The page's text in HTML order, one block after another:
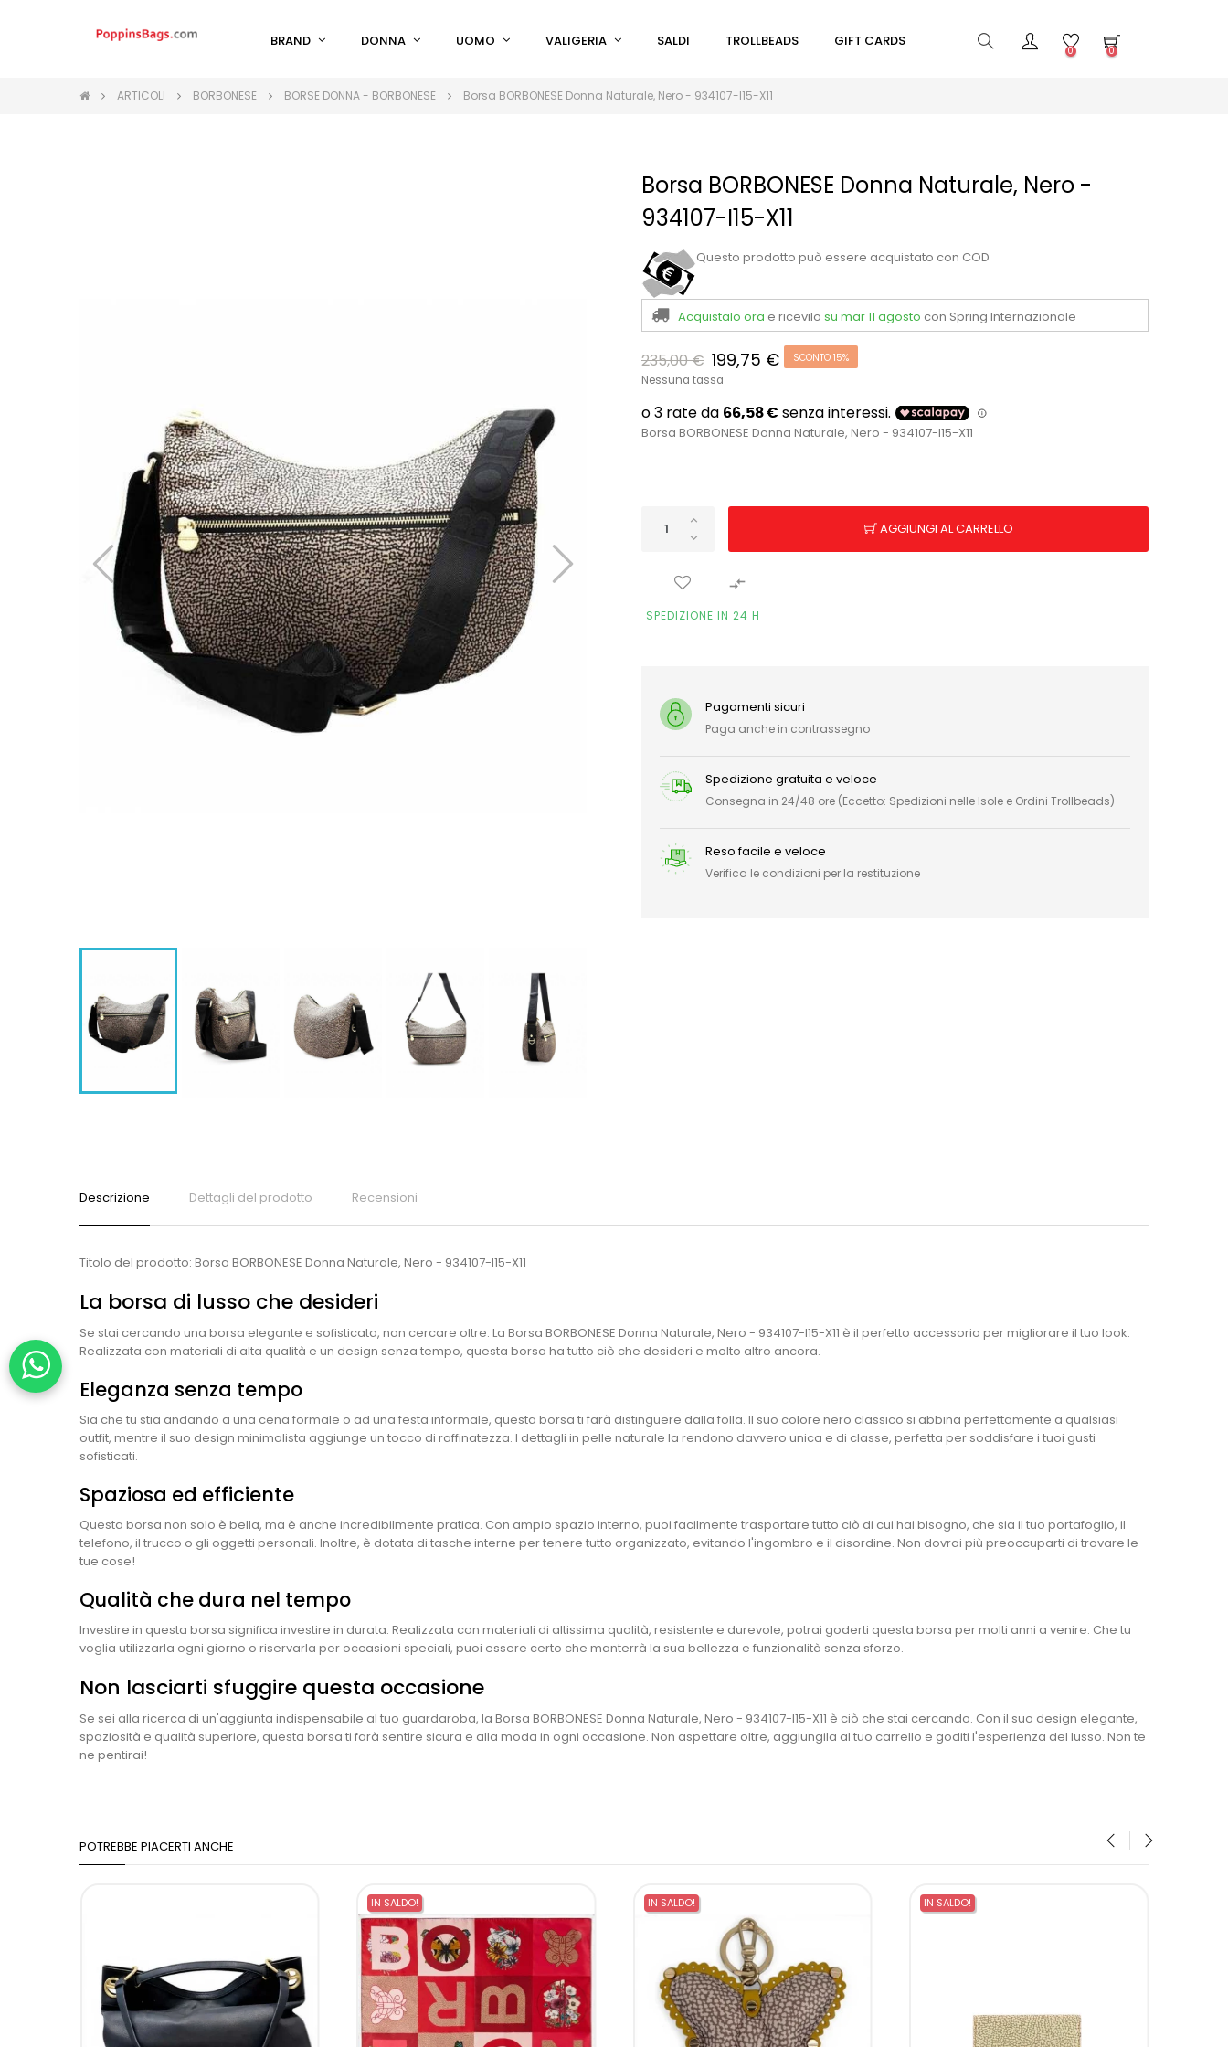
BRAND DONNA UOMO VALIGERIA SALDI TROLLBEADS GIFT CARDS
0 0
ARTICOLI BORBONESE BORSE DONNA - BORBONESE Borsa BORBONESE Donna Naturale, Nero - 934107-I15-X11
Borsa BORBONESE Donna Naturale, Nero -
934107-I15-X11
Questo prodotto può essere acquistato con COD
Acquistalo ora e ricevilo su mar 11 agosto con Spring Internazionale
235,00 € 199,75 € SCONTO 15%
Nessuna tassa
Borsa BORBONESE Donna Naturale, Nero - 934107-I15-X11
AGGIUNGI AL CARRELLO

SPEDIZIONE IN 24 H
Pagamenti sicuri
Paga anche in contrassegno
Spedizione gratuita e veloce
Consegna in 24/48 ore (Eccetto: Spedizioni nelle Isole e Ordini Trollbeads)
Reso facile e veloce
Verifica le condizioni per la restituzione
Descrizione Dettagli del prodotto Recensioni
Titolo del prodotto: Borsa BORBONESE Donna Naturale, Nero - 934107-I15-X11
La borsa di lusso che desideri
Se stai cercando una borsa elegante e sofisticata, non cercare oltre. La Borsa BORBONESE Donna Naturale, Nero - 934107-I15-X11 è il perfetto accessorio per migliorare il tuo look.
Realizzata con materiali di alta qualità e un design senza tempo, questa borsa ha tutto ciò che desideri e molto altro ancora.
Eleganza senza tempo
Sia che tu stia andando a una cena formale o ad una festa informale, questa borsa ti farà distinguere dalla folla. Il suo colore nero classico si abbina perfettamente a qualsiasi
outfit, mentre il suo design minimalista aggiunge un tocco di raffinatezza. I dettagli in pelle naturale la rendono davvero unica e di classe, perfetta per soddisfare i tuoi gusti
sofisticati.
Spaziosa ed efficiente
Questa borsa non solo è bella, ma è anche incredibilmente pratica. Con ampio spazio interno, puoi facilmente trasportare tutto ciò di cui hai bisogno, che sia il tuo portafoglio, il
telefono, il trucco o gli oggetti personali. Inoltre, è dotata di tasche interne per tenere tutto organizzato, evitando l'ingombro e il disordine. Non dovrai più preoccuparti di trovare le
tue cose!
Qualità che dura nel tempo
Investire in questa borsa significa investire in durata. Realizzata con materiali di altissima qualità, resistente e durevole, potrai goderti questa borsa per molti anni a venire. Che tu
voglia utilizzarla ogni giorno o riservarla per occasioni speciali, puoi essere certo che manterrà la sua bellezza e funzionalità senza sforzo.
Non lasciarti sfuggire questa occasione
Se sei alla ricerca di un'aggiunta indispensabile al tuo guardaroba, la Borsa BORBONESE Donna Naturale, Nero - 934107-I15-X11 è ciò che stai cercando. Con il suo design elegante,
spaziosità e qualità superiore, questa borsa ti farà sentire sicura e alla moda in ogni occasione. Non aspettare oltre, aggiungila al tuo carrello e goditi l'esperienza del lusso. Non te
ne pentirai!
POTREBBE PIACERTI ANCHE
IN SALDO! IN SALDO! IN SALDO!